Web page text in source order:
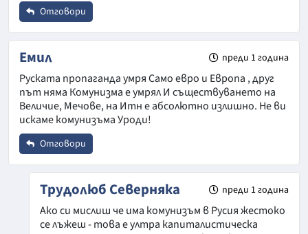
Откажи
Отговори
Email
Коментар*
Емил преди 1 година
Руската пропаганда умря Само евро и Европа , друг
път няма Комунизма е умрял И съществуването на
Величие, Мечове, на Итн е абсолютно излишно. Не ви
искаме комунизъма Уроди!
Отговори
Трудолюб Северняка преди 1 година
Ако си мислиш че има комунизъм в Русия жестоко
се лъжеш - това е ултра капиталистическа